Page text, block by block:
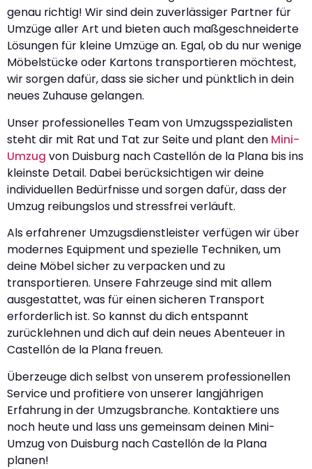
genau richtig! Wir sind dein zuverlässiger Partner für
Umzüge aller Art und bieten auch maßgeschneiderte
Lösungen für kleine Umzüge an. Egal, ob du nur wenige
Möbelstücke oder Kartons transportieren möchtest,
wir sorgen dafür, dass sie sicher und pünktlich in dein
neues Zuhause gelangen.
Unser professionelles Team von Umzugsspezialisten
steht dir mit Rat und Tat zur Seite und plant den Mini-
Umzug von Duisburg nach Castellón de la Plana bis ins
kleinste Detail. Dabei berücksichtigen wir deine
individuellen Bedürfnisse und sorgen dafür, dass der
Umzug reibungslos und stressfrei verläuft.
Als erfahrener Umzugsdienstleister verfügen wir über
modernes Equipment und spezielle Techniken, um
deine Möbel sicher zu verpacken und zu
transportieren. Unsere Fahrzeuge sind mit allem
ausgestattet, was für einen sicheren Transport
erforderlich ist. So kannst du dich entspannt
zurücklehnen und dich auf dein neues Abenteuer in
Castellón de la Plana freuen.
Überzeuge dich selbst von unserem professionellen
Service und profitiere von unserer langjährigen
Erfahrung in der Umzugsbranche. Kontaktiere uns
noch heute und lass uns gemeinsam deinen Mini-
Umzug von Duisburg nach Castellón de la Plana
planen!